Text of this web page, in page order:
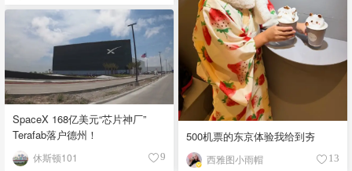
500机票的东京体验我给到夯
西雅图小雨帽 13
SpaceX 168亿美元“芯片神厂”
Terafab落户德州！
休斯顿101 9